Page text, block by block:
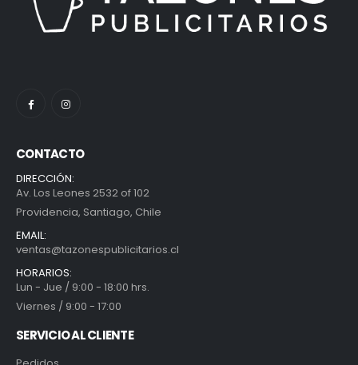
CONTACTO
DIRECCIÓN:
Av. Los Leones 2532 of 102
Providencia, Santiago, Chile
EMAIL:
ventas@tazonespublicitarios.cl
HORARIOS:
Lun - Jue / 9:00 - 18:00 hrs.
Viernes / 9:00 - 17:00
SERVICIO AL CLIENTE